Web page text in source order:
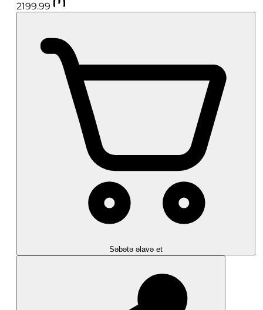
2199.99
Səbətə əlavə et